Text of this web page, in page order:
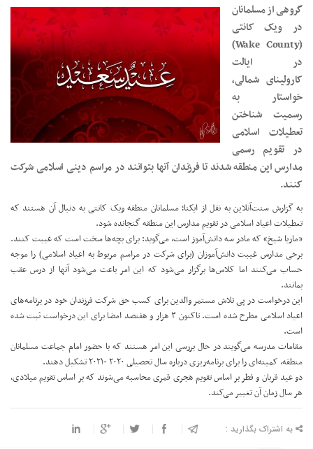
گروهی از مسلمانان
در ویک کانتی
(Wake County)
در ایالت
کارولینای شمالی،
خواستار به
رسمیت شناختن
تعطیلات اسلامی
در تقویم رسمی
مدارس این منطقه شدند تا فرزندان آنها بتوانند در مراسم دینی اسلامی شرکت
کنند.
به گزارش سنت‌آنلاین به نقل از ایکنا؛ مسلمانان منطقه ویک کانتی به دنبال آن هستند که
تعطیلات اعیاد اسلامی در تقویم مدارس این منطقه گنجانده شود.
«ماریا شیخ» که مادر سه دانش‌آموز است، می‌گوید: برای بچه‌ها سخت است که غیبت کنند.
برخی مدارس غیبت دانش‌آموزان (برای شرکت در مراسم مربوط به اعیاد اسلامی) را موجه
حساب می‌کنند اما کلاس‌ها برگزار می‌شود که این امر باعث می‌شود آنها از درس عقب
بمانند.
این درخواست در پی تلاش مستمر والدین برای کسب حق شرکت فرزندان خود در برنامه‌های
اعیاد اسلامی مطرح شده است. تاکنون ۳ هزار و هفتصد امضا برای این درخواست ثبت شده
است.
مقامات مدرسه می‌گویند در حال بررسی این امر هستند که با حضور امام جماعت مسلمانان
منطقه، کمیته‌ای را برای برنامه‌ریزی درباره سال تحصیلی ۲۰۲۰ -۲۰۲۱ تشکیل دهند.
دو عید قربان و فطر بر اساس تقویم هجری قمری محاسبه می‌شوند که بر اساس تقویم میلادی،
هر سال زمان آن تغییر می‌کند.
به اشتراک بگذارید :